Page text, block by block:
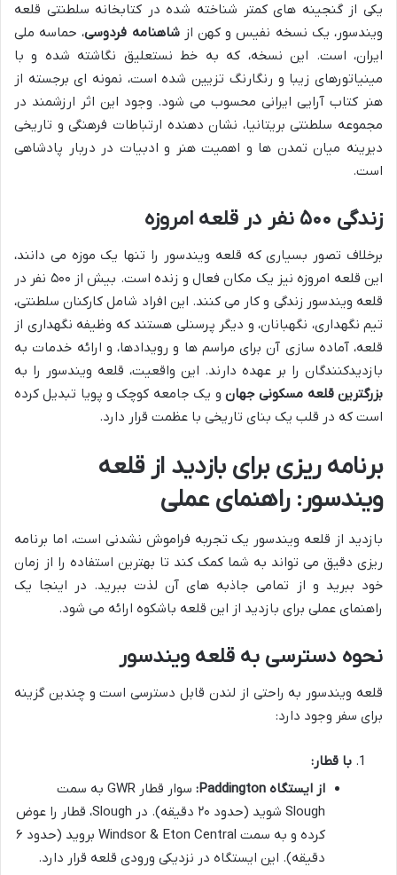
یکی از گنجینه های کمتر شناخته شده در کتابخانه سلطنتی قلعه
ویندسور، یک نسخه نفیس و کهن ازشاهنامه فردوسی، حماسه ملی
ایران، است. این نسخه، که به خط نستعلیق نگاشته شده و با
مینیاتورهای زیبا و رنگارنگ تزیین شده است، نمونه ای برجسته از
هنر کتاب آرایی ایرانی محسوب می شود. وجود این اثر ارزشمند در
مجموعه سلطنتی بریتانیا، نشان دهنده ارتباطات فرهنگی و تاریخی
دیرینه میان تمدن ها و اهمیت هنر و ادبیات در دربار پادشاهی
است.
زندگی ۵۰۰ نفر در قلعه امروزه
برخلاف تصور بسیاری که قلعه ویندسور را تنها یک موزه می دانند،
این قلعه امروزه نیز یک مکان فعال و زنده است. بیش از ۵۰۰ نفر در
قلعه ویندسور زندگی و کار می کنند. این افراد شامل کارکنان سلطنتی،
تیم نگهداری، نگهبانان، و دیگر پرسنلی هستند که وظیفه نگهداری از
قلعه، آماده سازی آن برای مراسم ها و رویدادها، و ارائه خدمات به
بازدیدکنندگان را بر عهده دارند. این واقعیت، قلعه ویندسور را به
بزرگترین قلعه مسکونی جهان و یک جامعه کوچک و پویا تبدیل کرده
است که در قلب یک بنای تاریخی با عظمت قرار دارد.
برنامه ریزی برای بازدید از قلعه
ویندسور: راهنمای عملی
بازدید از قلعه ویندسور یک تجربه فراموش نشدنی است، اما برنامه
ریزی دقیق می تواند به شما کمک کند تا بهترین استفاده را از زمان
خود ببرید و از تمامی جاذبه های آن لذت ببرید. در اینجا یک
راهنمای عملی برای بازدید از این قلعه باشکوه ارائه می شود.
نحوه دسترسی به قلعه ویندسور
قلعه ویندسور به راحتی از لندن قابل دسترسی است و چندین گزینه
برای سفر وجود دارد:
با قطار:
از ایستگاه Paddington:
سوار قطار GWR به سمت
Slough شوید (حدود ۲۰ دقیقه). در Slough، قطار را عوض
کرده و به سمت Windsor & Eton Central بروید (حدود ۶
دقیقه). این ایستگاه در نزدیکی ورودی قلعه قرار دارد.